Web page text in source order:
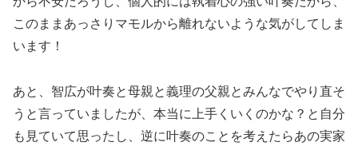
このままあっさりマモルから離れないような気がしてしま
います！
あと、智広が叶奏と母親と義理の父親とみんなでやり直そ
うと言っていましたが、本当に上手くいくのかな？と自分
も見ていて思ったし、逆に叶奏のことを考えたらあの実家